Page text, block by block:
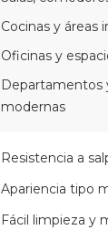
Cocinas y áreas
Oficinas y
Departamentos
modernas
Resistencia a
Apariencia tipo
Fácil limpieza y